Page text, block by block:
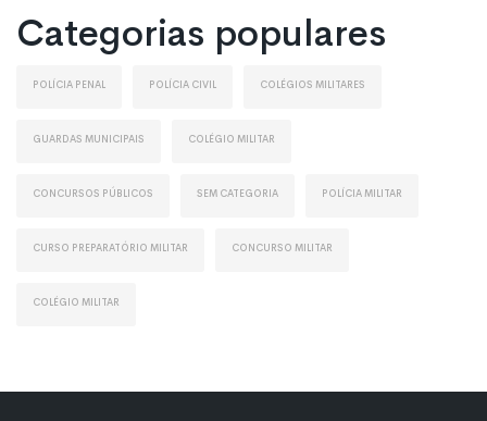
Categorias populares
Polícia Penal Polícia Civil Colégios Militares
Guardas Municipais Colégio Militar
Concursos Públicos Sem Categoria Polícia Militar
Curso Preparatório Militar Concurso Militar
Colégio Militar